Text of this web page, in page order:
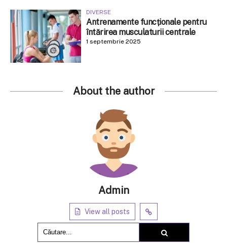
DIVERSE
Antrenamente funcționale pentru
întărirea musculaturii centrale
1 septembrie 2025
About the author
Admin
View all posts